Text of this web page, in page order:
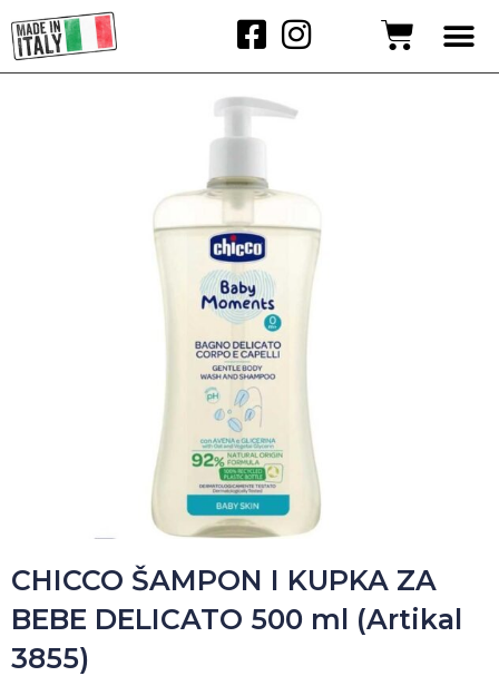
CHICCO ŠAMPON I KUPKA ZA
BEBE DELICATO 500 ml (Artikal
3855)